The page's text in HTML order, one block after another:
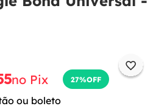
no Pix 27%OFF
ou boleto